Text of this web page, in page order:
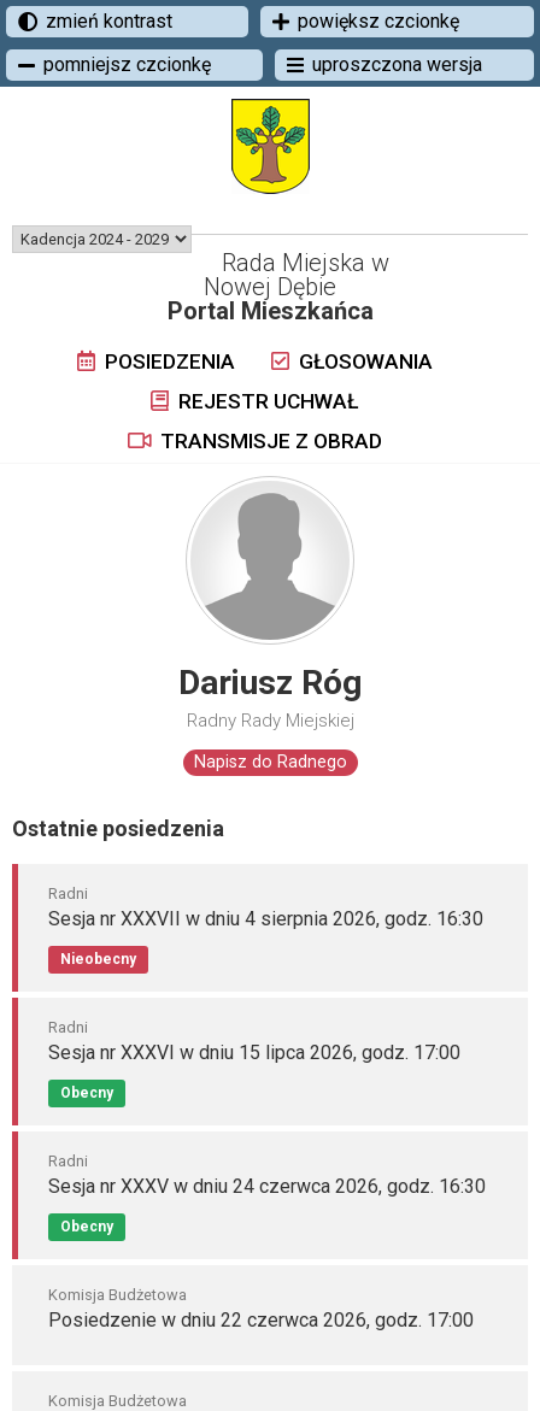
zmień kontrast
powiększ czcionkę
pomniejsz czcionkę
uproszczona wersja
Rada Miejska w
Nowej Dębie
Portal Mieszkańca
POSIEDZENIA
GŁOSOWANIA
REJESTR UCHWAŁ
TRANSMISJE Z OBRAD
Dariusz Róg
Radny Rady Miejskiej
Napisz do Radnego
Ostatnie posiedzenia
Radni
Sesja nr XXXVII w dniu 4 sierpnia 2026, godz. 16:30
Nieobecny
Radni
Sesja nr XXXVI w dniu 15 lipca 2026, godz. 17:00
Obecny
Radni
Sesja nr XXXV w dniu 24 czerwca 2026, godz. 16:30
Obecny
Komisja Budżetowa
Posiedzenie w dniu 22 czerwca 2026, godz. 17:00
Komisja Budżetowa